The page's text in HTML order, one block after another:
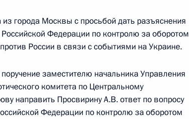
комитета – начальником
округу Геннадием Удовиченко
Федерации по приёму граждан в Москве
города Москвы с просьбой дать разъяснения
Федерации по контролю за оборотом
России в связи с событиями на Украине.
заместителю начальника Управления
комитета по Центральному
направить Просвирину А.В. ответ по вопросу
Федерации по контролю за оборотом